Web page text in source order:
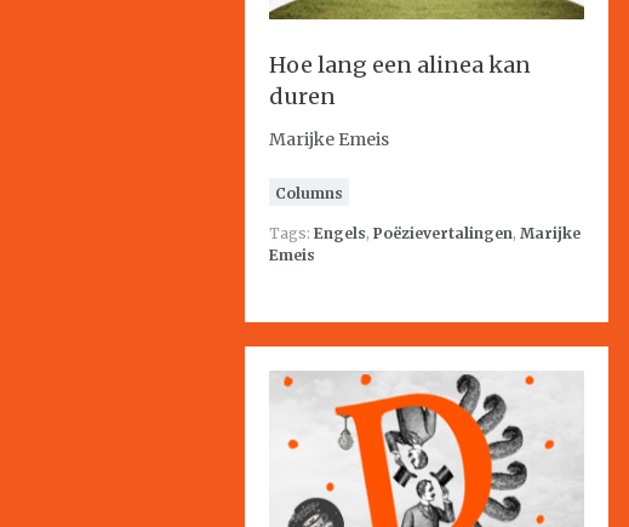
Hoe lang een alinea kan
duren
Marijke Emeis
Columns
Tags: Engels, Poëzievertalingen, Marijke
Emeis